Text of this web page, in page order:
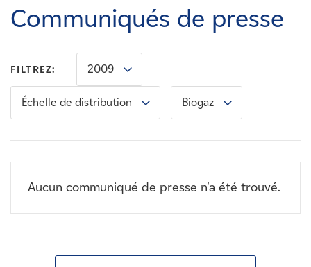
Carrières
Nouvelles
Contactez-nous
Communiqués de presse
FILTREZ: 2009
Échelle de distribution Biogaz
Aucun communiqué de presse n'a été trouvé.